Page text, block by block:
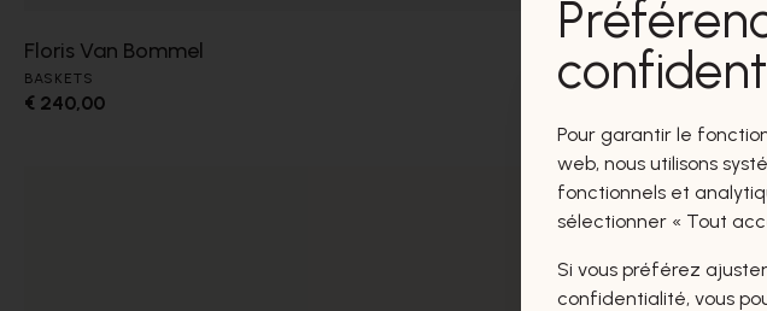
Floris Van Bommel
BASKETS
€ 240,00
Pour garantir le
web, nous utilisons
fonctionnels et
sélectionner « Tout
Si vous préférez
confidentialité, vous